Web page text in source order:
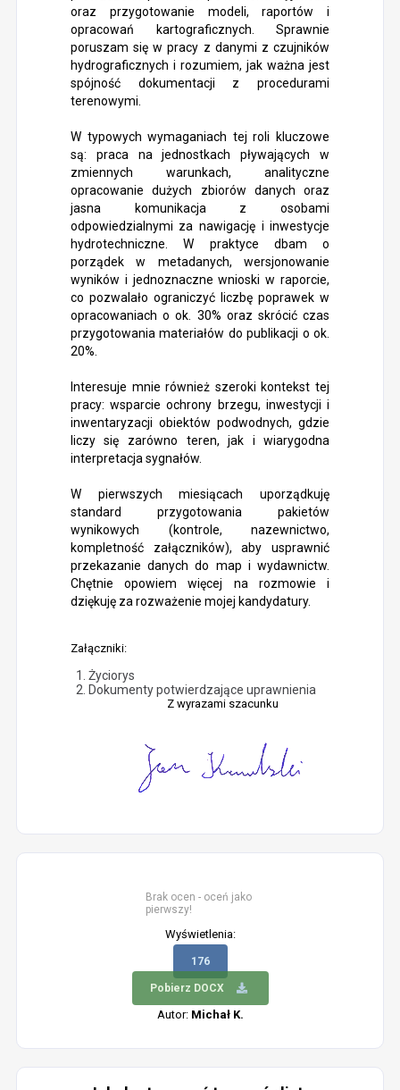
oraz przygotowanie modeli, raportów i
opracowań kartograficznych. Sprawnie
poruszam się w pracy z danymi z czujników
hydrograficznych i rozumiem, jak ważna jest
spójność dokumentacji z procedurami
terenowymi.
W typowych wymaganiach tej roli kluczowe
są: praca na jednostkach pływających w
zmiennych warunkach, analityczne
opracowanie dużych zbiorów danych oraz
jasna komunikacja z osobami
odpowiedzialnymi za nawigację i inwestycje
hydrotechniczne. W praktyce dbam o
porządek w metadanych, wersjonowanie
wyników i jednoznaczne wnioski w raporcie,
co pozwalało ograniczyć liczbę poprawek w
opracowaniach o ok. 30% oraz skrócić czas
przygotowania materiałów do publikacji o ok.
20%.
Interesuje mnie również szeroki kontekst tej
pracy: wsparcie ochrony brzegu, inwestycji i
inwentaryzacji obiektów podwodnych, gdzie
liczy się zarówno teren, jak i wiarygodna
interpretacja sygnałów.
W pierwszych miesiącach uporządkuję
standard przygotowania pakietów
wynikowych (kontrole, nazewnictwo,
kompletność załączników), aby usprawnić
przekazanie danych do map i wydawnictw.
Chętnie opowiem więcej na rozmowie i
dziękuję za rozważenie mojej kandydatury.
Załączniki:
Życiorys
Dokumenty potwierdzające uprawnienia
Z wyrazami szacunku
Brak ocen - oceń jako
pierwszy!
Wyświetlenia:
176
Pobierz DOCX
Autor: Michał K.